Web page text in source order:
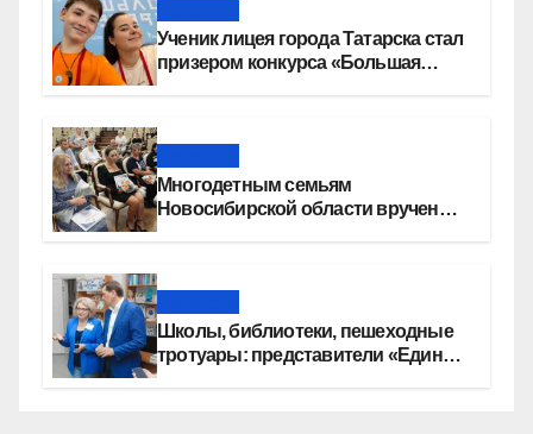
Ученик лицея города Татарска стал
призером конкурса «Большая
Многодетным семьям
Новосибирской области вручены
Школы, библиотеки, пешеходные
тротуары: представители «Единой